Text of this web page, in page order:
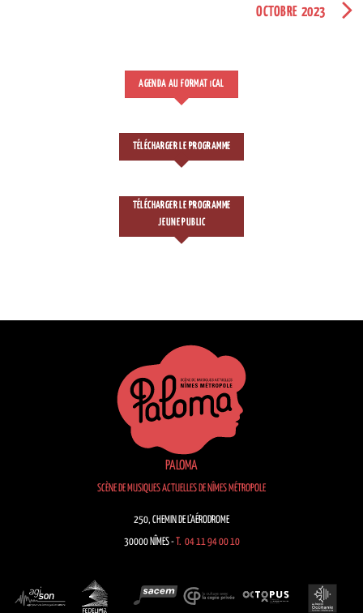
OCTOBRE 2023
AGENDA AU FORMAT CAL
TÉLÉCHARGER LE PROGRAMME
TÉLÉCHARGER LE PROGRAMME
JEUNE PUBLIC
PALOMA
SCÈNE DE MUSIQUES ACTUELLES DE NÎMES MÉTROPOLE
250, CHEMIN DE L’AÉRODROME
30000 NÎMES - T. 04 11 94 00 10